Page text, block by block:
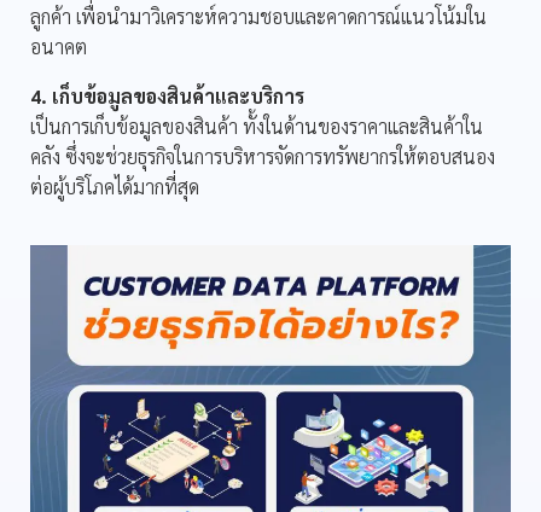
ลูกค้า เพื่อนำมาวิเคราะห์ความชอบและคาดการณ์แนวโน้มใน
อนาคต
4. เก็บข้อมูลของสินค้าและบริการ
เป็นการเก็บข้อมูลของสินค้า ทั้งในด้านของราคาและสินค้าใน
คลัง ซึ่งจะช่วยธุรกิจในการบริหารจัดการทรัพยากรให้ตอบสนอง
ต่อผู้บริโภคได้มากที่สุด